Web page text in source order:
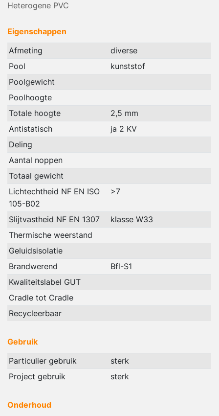
Heterogene PVC
Eigenschappen
Afmeting
diverse
Pool
kunststof
Poolgewicht
Poolhoogte
Totale hoogte
2,5 mm
Antistatisch
ja 2 KV
Deling
Aantal noppen
Totaal gewicht
Lichtechtheid NF EN ISO
105-B02
>7
Slijtvastheid NF EN 1307
klasse W33
Thermische weerstand
Geluidsisolatie
Brandwerend
Bfl-S1
Kwaliteitslabel GUT
Cradle tot Cradle
Recycleerbaar
Gebruik
Particulier gebruik
sterk
Project gebruik
sterk
Onderhoud